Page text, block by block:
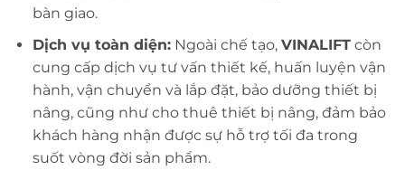
bàn giao.
Dịch vụ toàn diện:Ngoài chế tạo, VINALIFTcòn
cung cấp dịch vụ tư vấn thiết kế, huấn luyện vận
hành, vận chuyển và lắp đặt, bảo dưỡng thiết bị
nâng, cũng như cho thuê thiết bị nâng, đảm bảo
khách hàng nhận được sự hỗ trợ tối đa trong
suốt vòng đời sản phẩm.